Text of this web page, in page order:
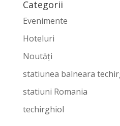
Categorii
Evenimente
Hoteluri
Noutăți
statiunea balneara
statiuni Romania
techirghiol